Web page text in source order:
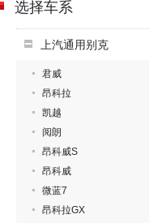
选择车系
上汽通用别克
君威
昂科拉
凯越
阅朗
昂科威S
昂科威
微蓝7
昂科拉GX